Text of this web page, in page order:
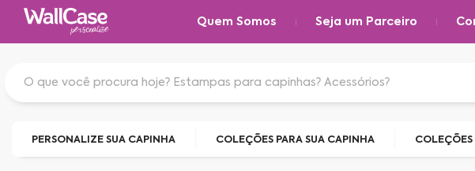
Quem Somos Seja um Parceiro
PERSONALIZE SUA CAPINHA COLEÇÕES PARA SUA CAPINHA COLEÇÕES